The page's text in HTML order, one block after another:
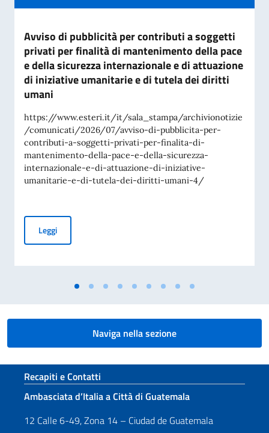
Avviso di pubblicità per contributi a soggetti
privati per finalità di mantenimento della pace
e della sicurezza internazionale e di attuazione
di iniziative umanitarie e di tutela dei diritti
umani
https://www.esteri.it/it/sala_stampa/archivionotizie
/comunicati/2026/07/avviso-di-pubblicita-per-
contributi-a-soggetti-privati-per-finalita-di-
mantenimento-della-pace-e-della-sicurezza-
internazionale-e-di-attuazione-di-iniziative-
umanitarie-e-di-tutela-dei-diritti-umani-4/
LeggiAvviso di pubblicità per contributi a soggetti privati per
Naviga nella sezione
Sezione footer
Recapiti e Contatti
Ambasciata d’Italia a Città di Guatemala
12 Calle 6-49, Zona 14 – Ciudad de Guatemala